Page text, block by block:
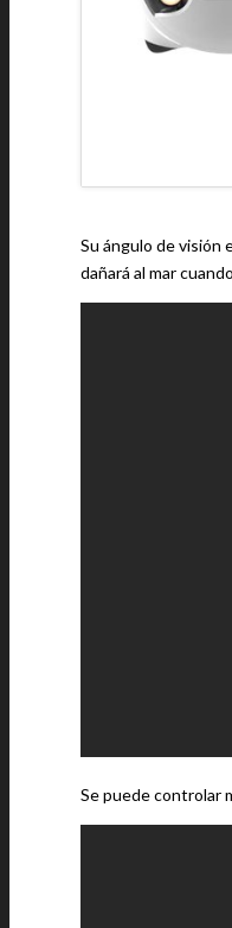
Su ángulo de visión
dañará al mar
Se puede controlar